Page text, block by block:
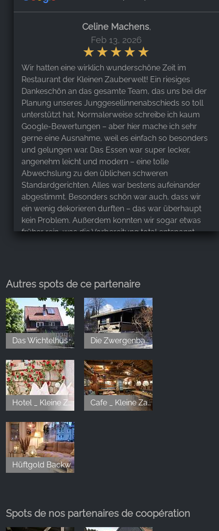
Celine Machens,
Feb 13, 2026
Wir hatten eine wirklich wunderschöne Zeit im
Restaurant der Kleinen Zauberwelt! Ein riesiges
Dankeschön an das gesamte Team, das uns bei der
Planung unseres Junggesellinnenabschieds so toll
unterstützt hat. Normalerweise schreibe ich kaum
Google-Bewertungen – aber hier mache ich sehr
gerne eine Ausnahme, weil es einfach so besonders
und gelungen war. Das Essen war super lecker,
angenehm leicht und modern – eine tolle
Abwechslung zu den üblichen schweren
Standardgerichten. Alles war bestens aufeinander
abgestimmt. Besonders schön war auch, dass wir
ein wenig dekorieren durften – das war überhaupt
kein Problem. Außerdem konnten wir sogar etwas
früher rein, was die Vorbereitung total entspannt
und kommen sehr gerne wieder! 💛
Sue Be,
Feb 12, 2026
Wir waren ganz spontan zum Abendessen dort und
waren alle begeistert! Das Ambiente gemütlich,
rustikal und verspielt (Märchenthema) kuschelig
warm und das Personal mega freundlich. Bei den
Getränken wurde man professionell und freundlich
beraten und wir wurden nicht enttäuscht. Das Essen
abgeschmeckt. Wirklich toll...wir haben gleich für's
Frühstück reserviert! Klare Empfehlung 💕wir
würden verzaubert 🧚
Autres spots de ce partenaire
Das Wichtelhus Die Zwergenbaude
Hotel _ Kleine Zauberwelt Cafe _ Kleine Zauberwelt
Hüftgold Backwerk & Catering _ by Die kleine Zauberwelt
Spots de nos partenaires de coopération